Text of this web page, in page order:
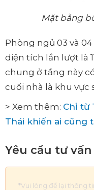
Mặt bằng
Phòng ngủ 03 và
diện tích lần lượt là
chung ở tầng này
cuối nhà là khu vực
> Xem thêm: Chỉ từ
Thái khiến ai cũng
Yêu cầu tư vấn
*Vui lòng để lại thông